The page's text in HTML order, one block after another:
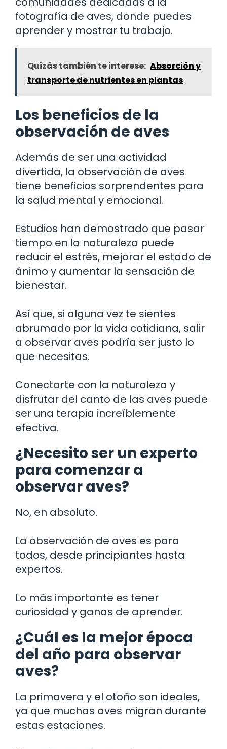
fotografía de aves, donde puedes
aprender y mostrar tu trabajo.
Quizás también te interese: Absorción y
transporte de nutrientes en plantas
Los beneficios de la
observación de aves
Además de ser una actividad
divertida, la observación de aves
tiene beneficios sorprendentes para
la salud mental y emocional.
Estudios han demostrado que pasar
tiempo en la naturaleza puede
reducir el estrés, mejorar el estado de
ánimo y aumentar la sensación de
bienestar.
Así que, si alguna vez te sientes
abrumado por la vida cotidiana, salir
a observar aves podría ser justo lo
que necesitas.
Conectarte con la naturaleza y
disfrutar del canto de las aves puede
ser una terapia increíblemente
efectiva.
¿Necesito ser un experto
para comenzar a
observar aves?
No, en absoluto.
La observación de aves es para
todos, desde principiantes hasta
expertos.
Lo más importante es tener
curiosidad y ganas de aprender.
¿Cuál es la mejor época
del año para observar
aves?
La primavera y el otoño son ideales,
ya que muchas aves migran durante
estas estaciones.